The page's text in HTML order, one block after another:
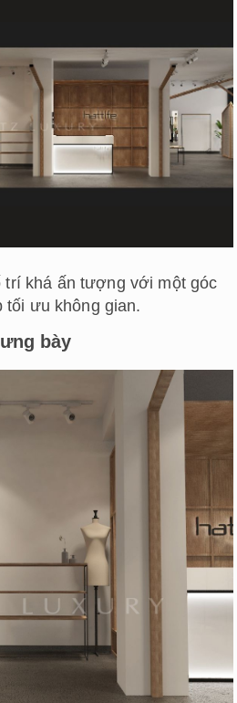
trí khá ấn tượng với một góc
tối ưu không gian.
bày